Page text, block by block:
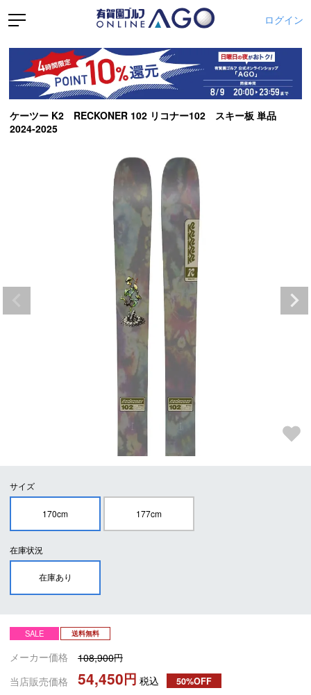
ログイン
ケーツー K2 RECKONER 102 リコナー102 スキー板 単品
2024-2025
サイズ
170cm 177cm
在庫状況
在庫あり
SALE 送料無料
メーカー価格
108,900
当店販売価格
54,450 税込 50%OFF